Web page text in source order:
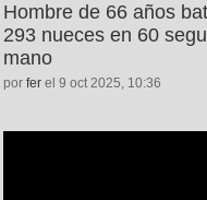
Hombre de 66 años
293 nueces en 60
mano
por fer el 9 oct 2025, 10:36